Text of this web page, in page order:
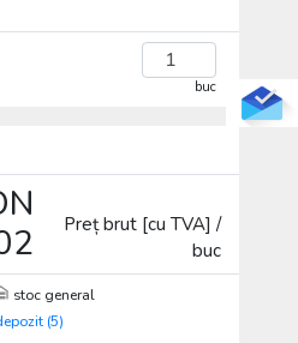
buc
Preț brut [cu TVA] /
buc
stoc general
(5)